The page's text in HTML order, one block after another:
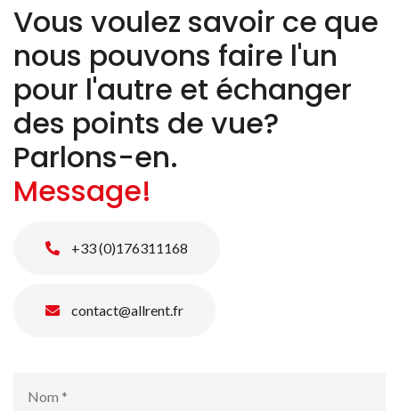
Vous voulez savoir ce que
nous pouvons faire l'un
pour l'autre et échanger
des points de vue?
Parlons-en.
Message!
+33 (0)176311168
contact@allrent.fr